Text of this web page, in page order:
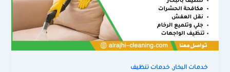
خدمات البخار,خدمات تنظيف